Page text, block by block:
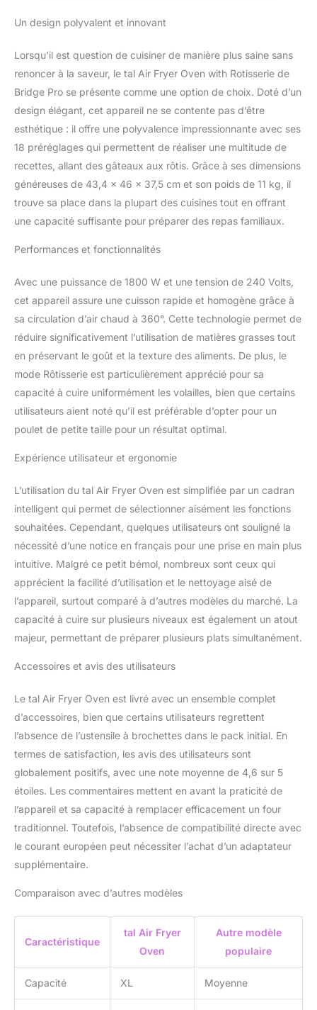
cuisiner tout, d'un poulet rôti
légumes. Cuisson
polyvalente avec 18 modes
prédéfinis : qu'il s'agisse de
friture à l'air, de rôtir, de
cuisson ou de
déshydratation, les 18
réglages de notre friteuse à
tous les besoins culinaires,
en utilisant jusqu'à 5 fois
moins d'énergie que les
fours traditionnels. Réduisez
50 % grâce à la technologie
chaud à 360°. Technologie
intelligente : obtenez des
résultats parfaits à chaque
fois avec la technologie
Smart Dual de notre friteuse.
Il ajuste automatiquement la
température pour un
extérieur croustillant et
tendre à l'intérieur. Par
exemple, réglez 170 °C
minutes, puis le reste du
Écran tactile numérique et
cadran intelligent : réglez les
modes de cuisson et la
température instantanément
et simplement avec l'écran
tactile numérique et le cadran
intelligent. Prenez la
température aussi basse que
30 °C et jusqu'à 230 °C
manuellement ou
automatiquement avec la
double intelligente. 6
friteuse numérique BridgePro
accessoires dont vous aurez
besoin pour cuisiner plus
rapidement et plus
sainement. Nous incluons
une grille de four, un panier
de friteuse à air, un plat de
cuisson antiadhésif, une
fourchette à rôtir et un panier
avec poignée. Téléchargez
air-fryer-recipes/
Un design polyvalent et innovant
Lorsqu’il est question de cuisiner de manière plus saine sans
renoncer à la saveur, le tal Air Fryer Oven with Rotisserie de
Bridge Pro se présente comme une option de choix. Doté d’un
design élégant, cet appareil ne se contente pas d’être
esthétique : il offre une polyvalence impressionnante avec ses
18 préréglages qui permettent de réaliser une multitude de
recettes, allant des gâteaux aux rôtis. Grâce à ses dimensions
généreuses de 43,4 x 46 x 37,5 cm et son poids de 11 kg, il
trouve sa place dans la plupart des cuisines tout en offrant
une capacité suffisante pour préparer des repas familiaux.
Performances et fonctionnalités
Avec une puissance de 1800 W et une tension de 240 Volts,
cet appareil assure une cuisson rapide et homogène grâce à
sa circulation d’air chaud à 360°. Cette technologie permet de
réduire significativement l’utilisation de matières grasses tout
en préservant le goût et la texture des aliments. De plus, le
mode Rôtisserie est particulièrement apprécié pour sa
capacité à cuire uniformément les volailles, bien que certains
utilisateurs aient noté qu’il est préférable d’opter pour un
poulet de petite taille pour un résultat optimal.
Expérience utilisateur et ergonomie
L’utilisation du tal Air Fryer Oven est simplifiée par un cadran
intelligent qui permet de sélectionner aisément les fonctions
souhaitées. Cependant, quelques utilisateurs ont souligné la
nécessité d’une notice en français pour une prise en main plus
intuitive. Malgré ce petit bémol, nombreux sont ceux qui
apprécient la facilité d’utilisation et le nettoyage aisé de
l’appareil, surtout comparé à d’autres modèles du marché. La
capacité à cuire sur plusieurs niveaux est également un atout
majeur, permettant de préparer plusieurs plats simultanément.
Accessoires et avis des utilisateurs
Le tal Air Fryer Oven est livré avec un ensemble complet
d’accessoires, bien que certains utilisateurs regrettent
l’absence de l’ustensile à brochettes dans le pack initial. En
termes de satisfaction, les avis des utilisateurs sont
globalement positifs, avec une note moyenne de 4,6 sur 5
étoiles. Les commentaires mettent en avant la praticité de
l’appareil et sa capacité à remplacer efficacement un four
traditionnel. Toutefois, l’absence de compatibilité directe avec
le courant européen peut nécessiter l’achat d’un adaptateur
supplémentaire.
Comparaison avec d’autres modèles
Caractéristique
tal Air Fryer
Oven
Autre modèle
populaire
Capacité XL Moyenne